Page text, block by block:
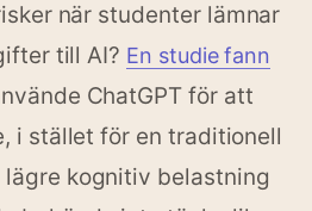
när studenter lämnar
till AI? En studie fann
ChatGPT för att
i stället för en traditionell
kognitiv belastning